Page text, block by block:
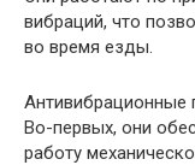
вибраций, что
во время езды.
Антивибрационные
Во-первых, они
работу